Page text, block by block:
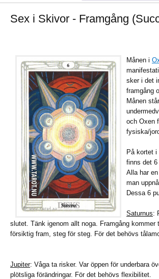
Sex i Skivor - Framgång
Månen i
sker i det
framgång
Månen
och Oxen
fysiska/
På kortet i
finns det 6
Alla har
man
Dessa 6
Saturnus:
slutet. Tänk igenom allt noga. Framgång kommer
försiktig fram, steg för steg. För det behövs
Jupiter: Våga ta risker. Var öppen för underbara
plötsliga förändringar. För det behövs flexibilitet.